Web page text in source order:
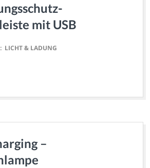
mit USB
LICHT & LADUNG
–